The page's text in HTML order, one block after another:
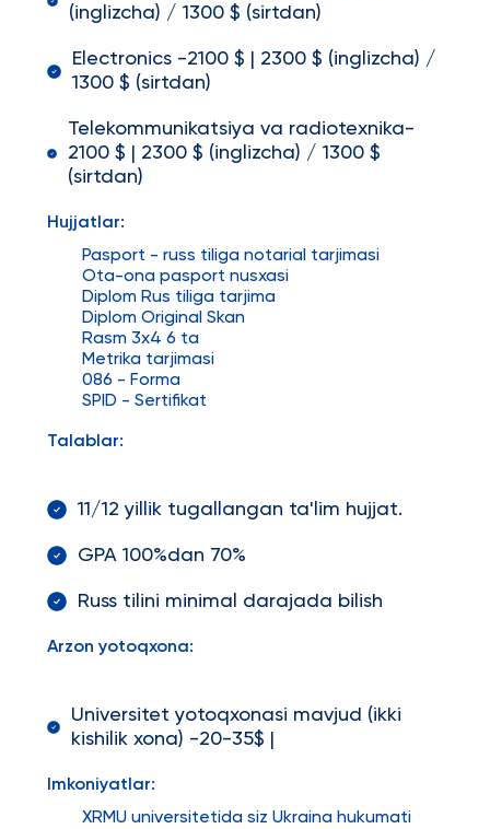
(inglizcha) / 1300 $ (sirtdan)
Electronics -2100 $ | 2300 $ (inglizcha) /
1300 $ (sirtdan)
Telekommunikatsiya va radiotexnika-
2100 $ | 2300 $ (inglizcha) / 1300 $
(sirtdan)
Hujjatlar:
Pasport - russ tiliga notarial tarjimasi
Ota-ona pasport nusxasi
Diplom Rus tiliga tarjima
Diplom Original Skan
Rasm 3x4 6 ta
Metrika tarjimasi
086 - Forma
SPID - Sertifikat
Talablar:
11/12 yillik tugallangan ta'lim hujjat.
GPA 100%dan 70%
Russ tilini minimal darajada bilish
Arzon yotoqxona:
Universitet yotoqxonasi mavjud (ikki
kishilik xona) -20-35$ |
Imkoniyatlar:
XRMU universitetida siz Ukraina hukumati